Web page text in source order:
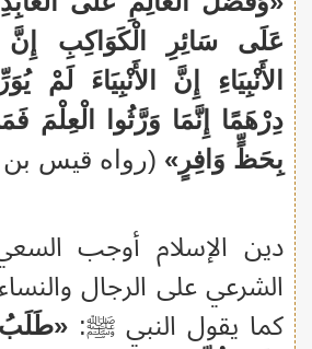
عَلَى سَائِرِ الْكَوَاكِبِ إِنَّ
الأَنْبِيَاءِ إِنَّ الأَنْبِيَاءَ لَمْ
دِرْهَمًا إِنَّمَا وَرَّثُوا الْعِلْمَ
بِحَظٍّ وَافِرٍ» (رواه قيس بن
دين الإسلام أوجب
الشرعي على الرجال
كما يقول النبي ﷺ: «طَلَبُ